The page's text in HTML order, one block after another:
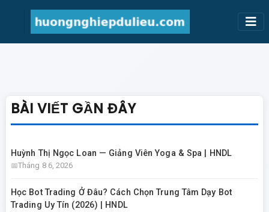
BÀI VIẾT GẦN ĐÂY
Huỳnh Thị Ngọc Loan — Giảng Viên Yoga & Spa | HNDL
Tháng 8 6, 2026
Học Bot Trading Ở Đâu? Cách Chọn Trung Tâm Dạy Bot
Trading Uy Tín (2026) | HNDL